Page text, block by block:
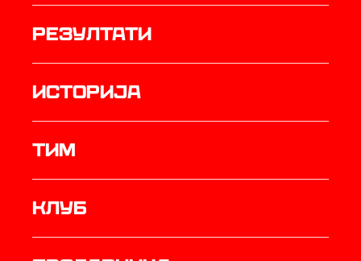
резултати
историја
ТИМ
Клуб